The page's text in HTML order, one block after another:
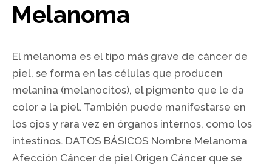
Melanoma
El melanoma es el tipo más grave de cáncer de
piel, se forma en las células que producen
melanina (melanocitos), el pigmento que le da
color a la piel. También puede manifestarse en
los ojos y rara vez en órganos internos, como los
intestinos. DATOS BÁSICOS Nombre Melanoma
Afección Cáncer de piel Origen Cáncer que se